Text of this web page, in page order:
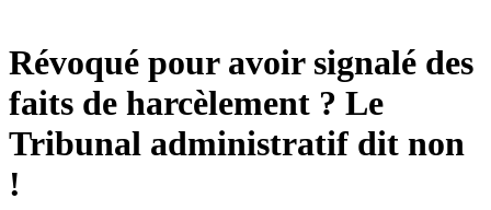
Révoqué pour avoir signalé des
faits de harcèlement ? Le
Tribunal administratif dit non
!